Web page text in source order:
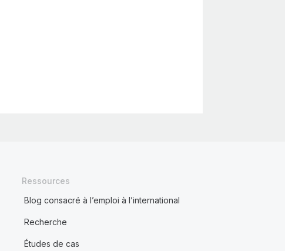
Ressources
Blog consacré à l’emploi à l’international
Recherche
Études de cas